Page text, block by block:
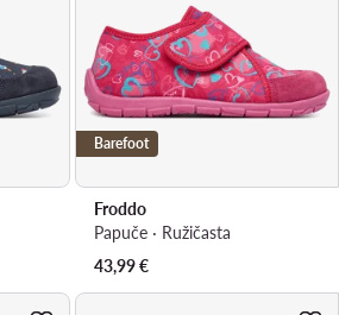
Barefoot
Froddo
Papuče · Ružičasta
43,99€